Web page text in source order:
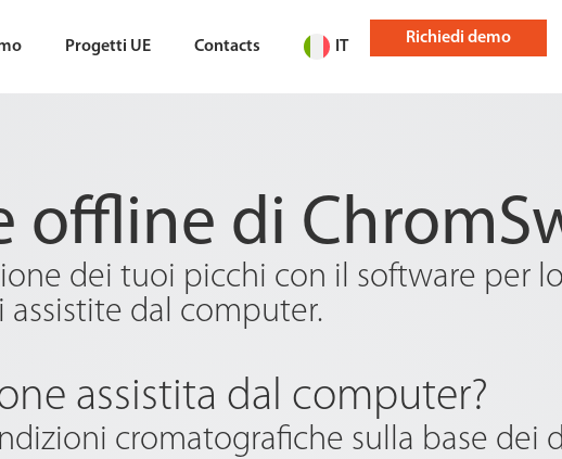
Progetti UE Contacts IT Richiedi demo
offline di
dei tuoi picchi con il software per
dal computer.
assistita dal computer?
cromatografiche sulla base dei